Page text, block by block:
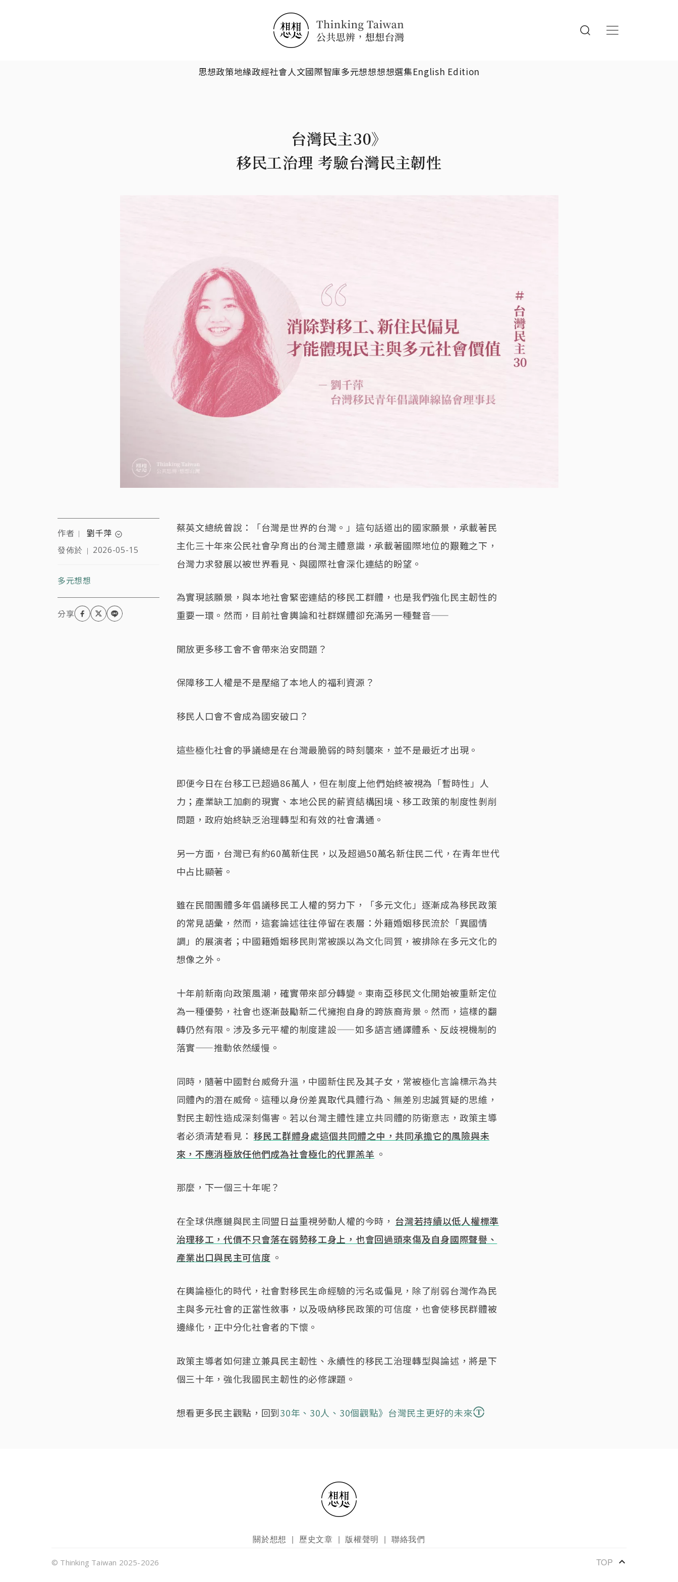
思想政策地緣政經社會人文國際智庫多元想想想想選集English Edition
台灣民主30》
移民工治理 考驗台灣民主韌性
作者 ｜ 劉千萍 expand_circle_down
1997年生，彰化鹿港人，
庭。台灣移民青年倡議陣
發佈於 ｜ 2026-05-15
多元想想
蔡英文總統曾說：「台灣是世界的台灣。」這句話道出的國家願景，承載著民
主化三十年來公民社會孕育出的台灣主體意識，承載著國際地位的艱難之下，
台灣力求發展以被世界看見、與國際社會深化連結的盼望。
為實現該願景，與本地社會緊密連結的移民工群體，也是我們強化民主韌性的
重要一環。然而，目前社會輿論和社群媒體卻充滿另一種聲音——
開放更多移工會不會帶來治安問題？
保障移工人權是不是壓縮了本地人的福利資源？
移民人口會不會成為國安破口？
這些極化社會的爭議總是在台灣最脆弱的時刻襲來，並不是最近才出現。
即便今日在台移工已超過86萬人，但在制度上他們始終被視為「暫時性」人
力；產業缺工加劇的現實、本地公民的薪資結構困境、移工政策的制度性剝削
問題，政府始終缺乏治理轉型和有效的社會溝通。
另一方面，台灣已有約60萬新住民，以及超過50萬名新住民二代，在青年世代
中占比顯著。
雖在民間團體多年倡議移民工人權的努力下，「多元文化」逐漸成為移民政策
的常見語彙，然而，這套論述往往停留在表層：外籍婚姻移民流於「異國情
調」的展演者；中國籍婚姻移民則常被誤以為文化同質，被排除在多元文化的
想像之外。
十年前新南向政策風潮，確實帶來部分轉變。東南亞移民文化開始被重新定位
為一種優勢，社會也逐漸鼓勵新二代擁抱自身的跨族裔背景。然而，這樣的翻
轉仍然有限。涉及多元平權的制度建設——如多語言通譯體系、反歧視機制的
落實——推動依然緩慢。
同時，隨著中國對台威脅升溫，中國新住民及其子女，常被極化言論標示為共
同體內的潛在威脅。這種以身份差異取代具體行為、無差別忠誠質疑的思維，
對民主韌性造成深刻傷害。若以台灣主體性建立共同體的防衛意志，政策主導
者必須清楚看見： 移民工群體身處這個共同體之中，共同承擔它的風險與未
來，不應消極放任他們成為社會極化的代罪羔羊 。
那麼，下一個三十年呢？
在全球供應鏈與民主同盟日益重視勞動人權的今時， 台灣若持續以低人權標準
治理移工，代價不只會落在弱勢移工身上，也會回過頭來傷及自身國際聲譽、
產業出口與民主可信度 。
在輿論極化的時代，社會對移民生命經驗的污名或偏見，除了削弱台灣作為民
主與多元社會的正當性敘事，以及吸納移民政策的可信度，也會使移民群體被
邊緣化，正中分化社會者的下懷。
政策主導者如何建立兼具民主韌性、永續性的移民工治理轉型與論述，將是下
個三十年，強化我國民主韌性的必修課題。
想看更多民主觀點，回到30年、30人、30個觀點》台灣民主更好的未來
關於想想 歷史文章 版權聲明 聯絡我們
© Thinking Taiwan 2025-2026 TOP keyboard_arrow_up